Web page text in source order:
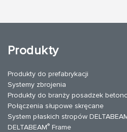
Produkty
Produkty do prefabrykacji
Systemy zbrojenia
Produkty do branży posadzek
Połączenia słupowe skręcane
System płaskich stropów
DELTABEAM® Frame